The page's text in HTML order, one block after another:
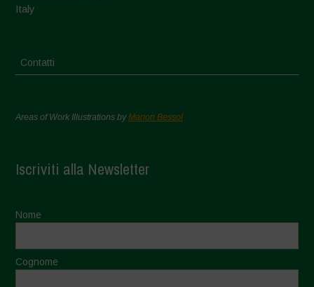
Italy
Contatti
Areas of Work Illustrations byMarion Bessol
Iscriviti alla Newsletter
Nome
Cognome